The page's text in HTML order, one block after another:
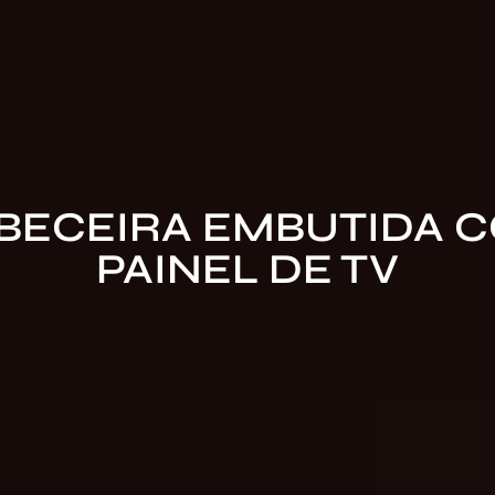
EMBUTIDA
PAINEL DE TV